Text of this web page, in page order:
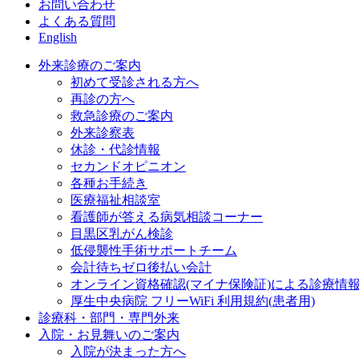
お問い合わせ
よくある質問
English
外来診療のご案内
初めて受診される方へ
再診の方へ
救急診療のご案内
外来診察表
休診・代診情報
セカンドオピニオン
各種お手続き
医療福祉相談室
看護師が答える病気相談コーナー
目黒区乳がん検診
低侵襲性手術サポートチーム
会計待ちゼロ後払い会計
オンライン資格確認(マイナ保険証)による診療情
厚生中央病院 フリーWiFi 利用規約(患者用)
診療科・部門・専門外来
入院・お見舞いのご案内
入院が決まった方へ